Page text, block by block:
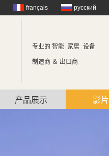
français русский
专业的 智能 家居 设备
制造商 ＆ 出口商
产品展示 影片